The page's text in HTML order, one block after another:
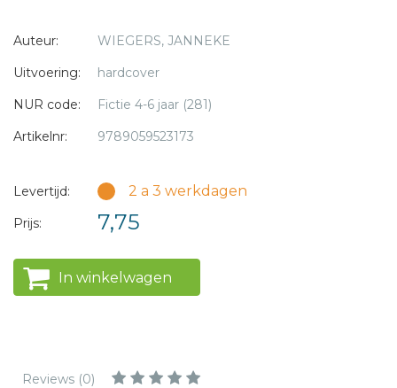
3 die net kunnen lezen.
tweeklanken,
behalve de ie.
Geschikt voor kinderen met AVI Start
Auteur:
WIEGERS, JANNEKE
Uitvoering:
hardcover
NUR code:
Fictie 4-6 jaar (281)
Artikelnr:
9789059523173
Levertijd: 2 a 3 werkdagen
Prijs: 7,75
In winkelwagen
Reviews (0)